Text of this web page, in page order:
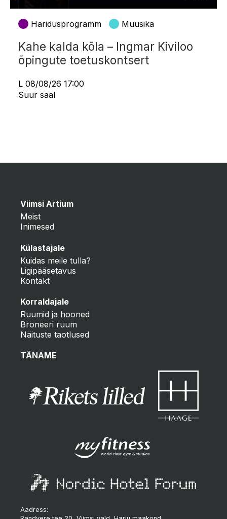
Haridusprogramm Muusika
Kahe kalda kõla – Ingmar Kiviloo
õpingute toetuskontsert
L 08/08/26 17:00
Suur saal
Viimsi Artium
Meist
Inimesed
Külastajale
Kuidas meile tulla?
Ligipääsetavus
Kontakt
Korraldajale
Ruumid ja hooned
Broneeri ruum
Näituste taotlused
TÄNAME
Aadress: